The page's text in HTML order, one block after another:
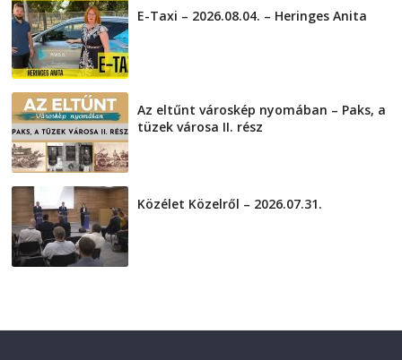
E-Taxi – 2026.08.04. – Heringes Anita
Az eltűnt városkép nyomában – Paks, a
tüzek városa II. rész
Közélet Közelről – 2026.07.31.